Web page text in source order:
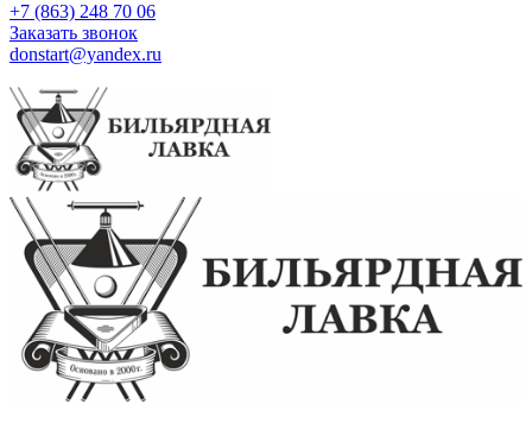
+7 (863) 248 70 06
Заказать звонок
donstart@yandex.ru